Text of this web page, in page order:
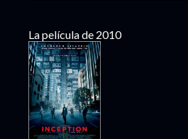
La película de 2010